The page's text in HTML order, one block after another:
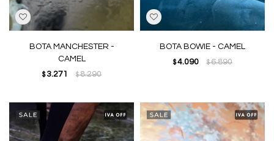
BOTA MANCHESTER -
CAMEL
$ 3.271 $8.290
BOTA BOWIE - CAMEL
$ 4.090 $6.890